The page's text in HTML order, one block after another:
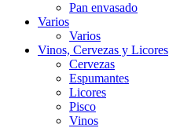
Pan envasado
Varios
Varios
Vinos, Cervezas y Licores
Cervezas
Espumantes
Licores
Pisco
Vinos